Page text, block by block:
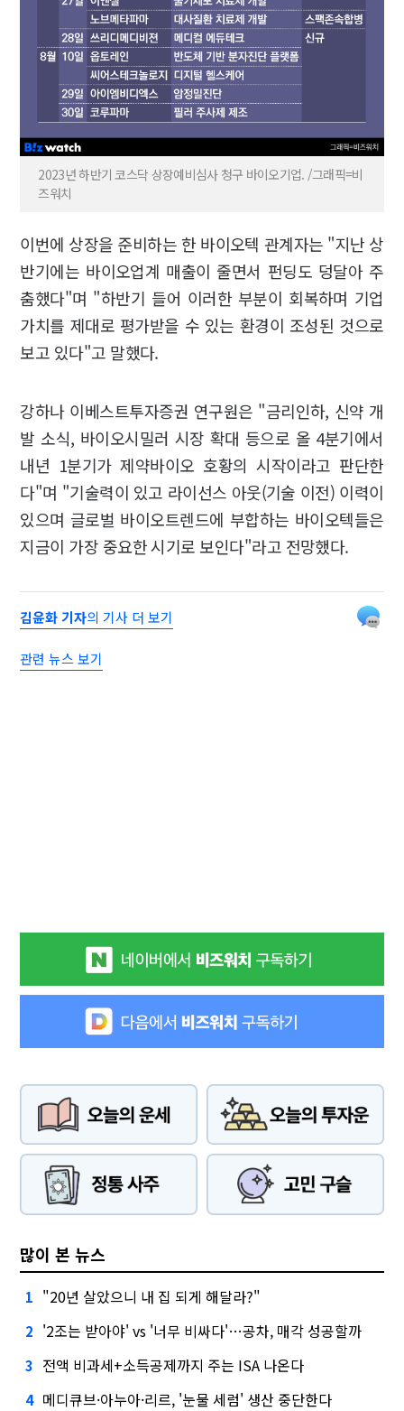
2023년 하반기 코스닥 상장예비심사 청구 바이오기업. /그래픽=비
즈워치
이번에 상장을 준비하는 한 바이오텍 관계자는 "지난 상
반기에는 바이오업계 매출이 줄면서 펀딩도 덩달아 주
춤했다"며 "하반기 들어 이러한 부분이 회복하며 기업
가치를 제대로 평가받을 수 있는 환경이 조성된 것으로
보고 있다"고 말했다.
강하나 이베스트투자증권 연구원은 "금리인하, 신약 개
발 소식, 바이오시밀러 시장 확대 등으로 올 4분기에서
내년 1분기가 제약바이오 호황의 시작이라고 판단한
다"며 "기술력이 있고 라이선스 아웃(기술 이전) 이력이
있으며 글로벌 바이오트렌드에 부합하는 바이오텍들은
지금이 가장 중요한 시기로 보인다"라고 전망했다.
김윤화 기자의 기사 더 보기
관련 뉴스 보기
많이 본 뉴스
1 "20년 살았으니 내 집 되게 해달라?"
2 '2조는 받아야' vs '너무 비싸다'…공차, 매각 성공할까
3 전액 비과세+소득공제까지 주는 ISA 나온다
4 메디큐브·아누아·리르, '눈물 세럼' 생산 중단한다